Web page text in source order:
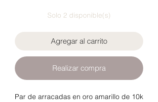
Solo 2 disponible(s)
Agregar al carrito
Realizar compra
Par de arracadas en oro amarillo de 10k